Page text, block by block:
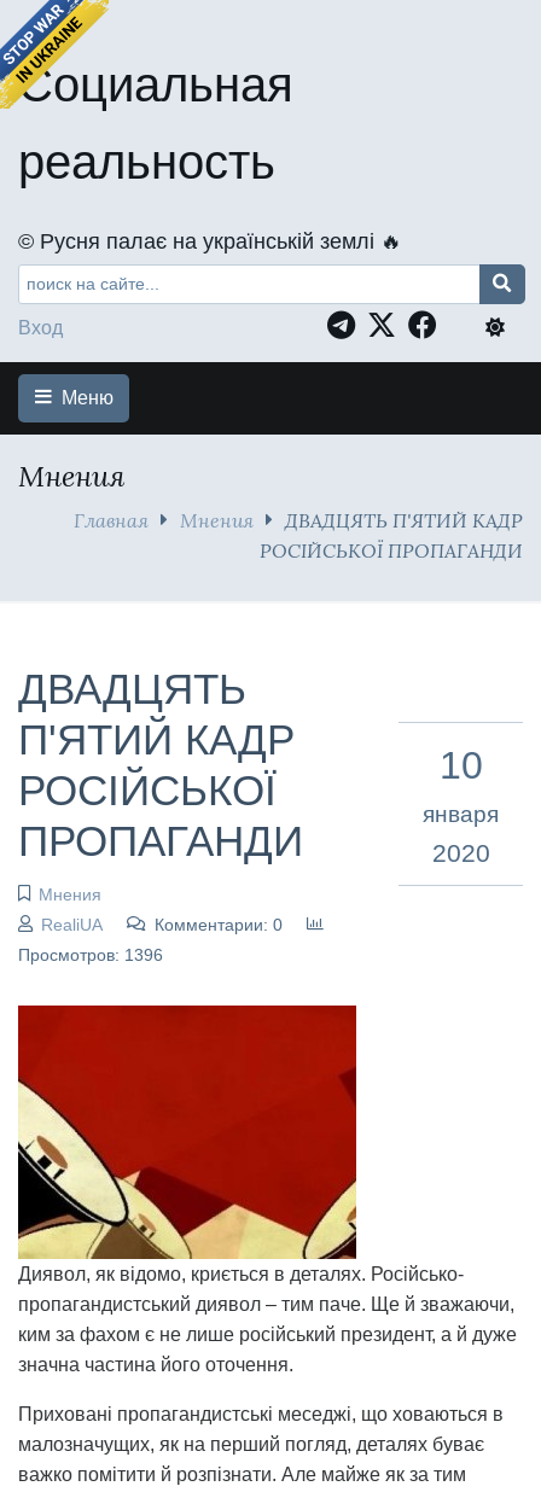
Социальная
реальность
©️ Русня палає на українській землі 🔥
Вход
Меню
Мнения
Главная Мнения
ДВАДЦЯТЬ П'ЯТИЙ КАДР
РОСІЙСЬКОЇ ПРОПАГАНДИ
ДВАДЦЯТЬ
П'ЯТИЙ КАДР
РОСІЙСЬКОЇ
ПРОПАГАНДИ
Мнения
RealiUA
Комментарии: 0
Просмотров: 1396
10
января
2020
Диявол, як відомо, криється в деталях. Російсько-
пропагандистський диявол – тим паче. Ще й зважаючи,
ким за фахом є не лише російський президент, а й дуже
значна частина його оточення.
Приховані пропагандистські меседжі, що ховаються в
малозначущих, як на перший погляд, деталях буває
важко помітити й розпізнати. Але майже як за тим